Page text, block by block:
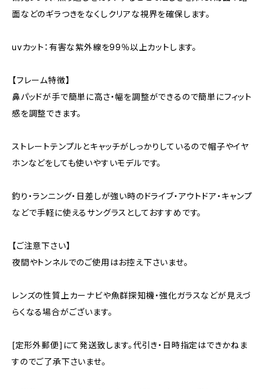
面などのギラつきをなくしクリアな視界を確保します。
uvカット：有害な紫外線を99％以上カットします。
【フレーム特徴】
鼻パッドが手で簡単に高さ・幅を調整ができるので簡単にフィット
感を調整できます。
ストレートテンプルとキャッチがしっかりしているので帽子やイヤ
ホンなどをしても使いやすいモデルです。
釣り・ランニング・日差しが強い時のドライブ・アウトドア・キャンプ
などで手軽に使えるサングラスとしておすすめです。
【ご注意下さい】
夜間やトンネルでのご使用はお控え下さいませ。
レンズの性質上カーナビや魚群探知機・強化ガラスなどが見えづ
らくなる場合がございます。
[定形外郵便]にて発送致します。代引き・日時指定はできかねま
すのでご了承下さいませ。